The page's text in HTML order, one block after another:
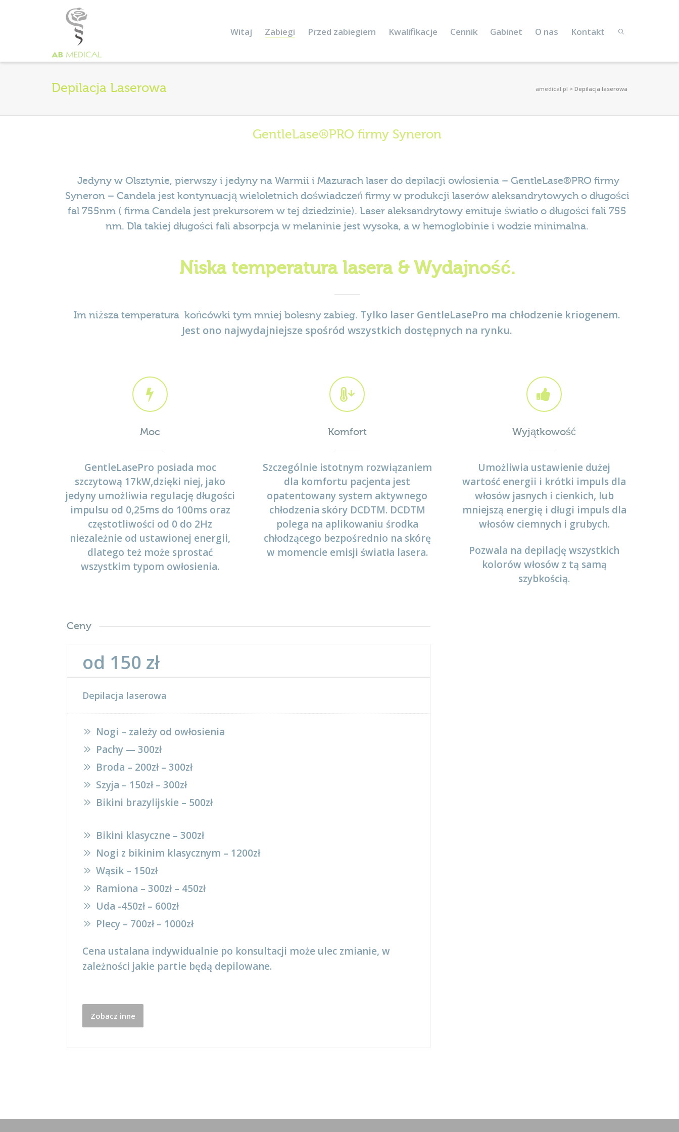
Witaj Zabiegi Przed zabiegiem Kwalifikacje Cennik Gabinet O nas Kontakt
Depilacja Laserowa amedical.pl > Depilacja laserowa
GentleLase®PRO firmy Syneron
Jedyny w Olsztynie, pierwszy i jedyny na Warmii i Mazurach laser do depilacji owłosienia – GentleLase®PRO firmy
Syneron – Candela jest kontynuacją wieloletnich doświadczeń firmy w produkcji laserów aleksandrytowych o długości
fal 755nm ( firma Candela jest prekursorem w tej dziedzinie). Laser aleksandrytowy emituje światło o długości fali 755
nm. Dla takiej długości fali absorpcja w melaninie jest wysoka, a w hemoglobinie i wodzie minimalna.
Niska temperatura lasera & Wydajność.
Im niższa temperatura końcówki tym mniej bolesny zabieg. Tylko laser GentleLasePro ma chłodzenie kriogenem.
Jest ono najwydajniejsze spośród wszystkich dostępnych na rynku.
Moc
GentleLasePro posiada moc
szczytową 17kW,dzięki niej, jako
jedyny umożliwia regulację długości
impulsu od 0,25ms do 100ms oraz
częstotliwości od 0 do 2Hz
niezależnie od ustawionej energii,
dlatego też może sprostać
wszystkim typom owłosienia.
Komfort
Szczególnie istotnym rozwiązaniem
dla komfortu pacjenta jest
opatentowany system aktywnego
chłodzenia skóry DCDTM. DCDTM
polega na aplikowaniu środka
chłodzącego bezpośrednio na skórę
w momencie emisji światła lasera.
Wyjątkowość
Umożliwia ustawienie dużej
wartość energii i krótki impuls dla
włosów jasnych i cienkich, lub
mniejszą energię i długi impuls dla
włosów ciemnych i grubych.
Pozwala na depilację wszystkich
kolorów włosów z tą samą
szybkością.
Ceny
od 150 zł
Depilacja laserowa
Nogi – zależy od owłosienia
Pachy — 300zł
Broda – 200zł – 300zł
Szyja – 150zł – 300zł
Bikini brazylijskie – 500zł
Bikini klasyczne – 300zł
Nogi z bikinim klasycznym – 1200zł
Wąsik – 150zł
Ramiona – 300zł – 450zł
Uda -450zł – 600zł
Plecy – 700zł – 1000zł
Cena ustalana indywidualnie po konsultacji może ulec zmianie, w
zależności jakie partie będą depilowane.
Zobacz inne